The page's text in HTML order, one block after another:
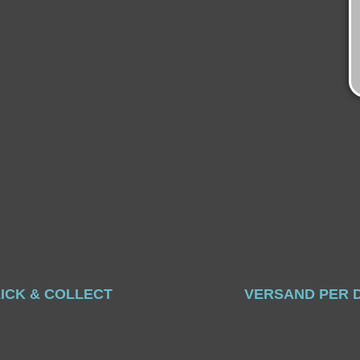
& COLLECT VERSAND PER